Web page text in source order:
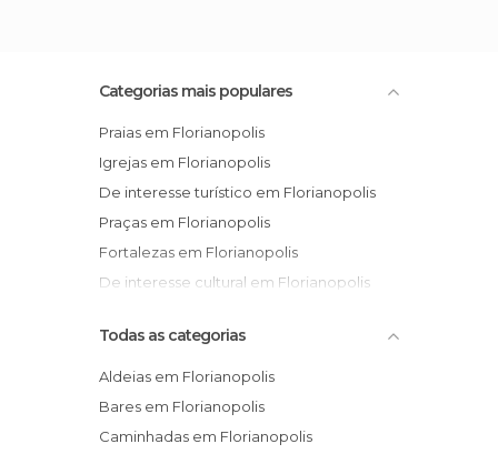
Categorias mais populares
Praias em Florianopolis
Igrejas em Florianopolis
De interesse turístico em Florianopolis
Praças em Florianopolis
Fortalezas em Florianopolis
De interesse cultural em Florianopolis
Todas as categorias
Aldeias em Florianopolis
Bares em Florianopolis
Caminhadas em Florianopolis